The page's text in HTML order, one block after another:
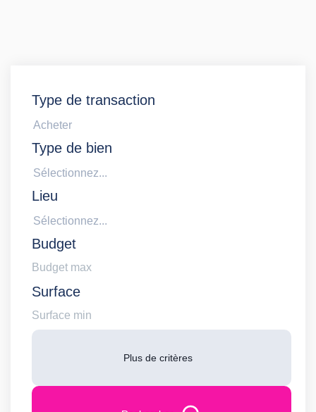
Type de transaction
Acheter
Type de bien
Sélectionnez...
Lieu
Sélectionnez...
Budget
Surface
Plus de critères